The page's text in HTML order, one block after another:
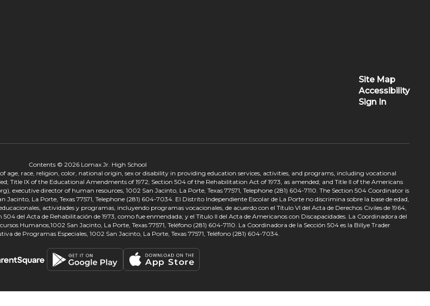
Site Map
Accessibility
Sign In
Contents © 2026 Lomax Jr. High School
age, race, religion, color, national origin, sex or disability in providing education services, activities, and programs, including vocational
Title IX of the Educational Amendments of 1972; Section 504 of the Rehabilitation Act of 1973, as amended; and Title II of the Americans
executive director of human resources, 1002 San Jacinto, La Porte, Texas 77571, Telephone (281) 604-7110. The Section 504 Coordinator is
La Porte, Texas 77571, Telephone (281) 604-7034. El Distrito Independiente Escolar de La Porte no discrimina sobre la base de edad,
actividades y programas, incluyendo programas vocacionales, de acuerdo con el Título VI del Acta de Derechos Civiles de 1964,
del Acta de Rehabilitación de 1973, como fue enmendada; y el Título II del Acta de Americanos con Discapacidades. La Coordinadora del
Humanos,1002 San Jacinto, La Porte, Texas 77571, Teléfono (281) 604-7110. La Coordinadora de la Sección 504 es la Billye Trader
de Programas Especiales, 1002 San Jacinto, La Porte, Texas 77571, Teléfono (281) 604-7034.